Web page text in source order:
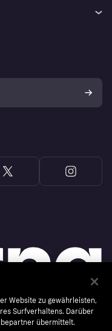
Stockholm, Sweden. All
Website zu gewährleisten,
Surfverhaltens. Darüber
übermittelt.